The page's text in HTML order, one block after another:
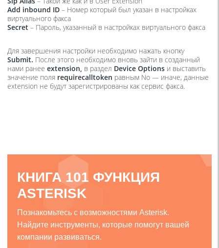
Add inbound ID – Номер который был указан в настройках
виртуального факса
Secret – Пароль, указанный в настройках виртуального факса
Для завершения настройки необходимо нажать кнопку
Submit. После этого необходимо вновь зайти в созданный
нами ранее extension, в раздел Device Options и выставить
значение поля requirecalltoken равным No — иначе, данные
extension не будут зарегистрированы как сервис факса.
КНИГА 101 ФУНКЦИЯ
ASTERISK
Познакомьтесь с возможностями Asterisk.
Найдите инструменты, которые помогут вашей
компании развиваться.